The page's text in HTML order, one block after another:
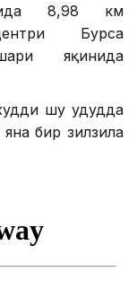
8,98 км
Бурса
яқинида
шу ҳудудда
бир зилзила